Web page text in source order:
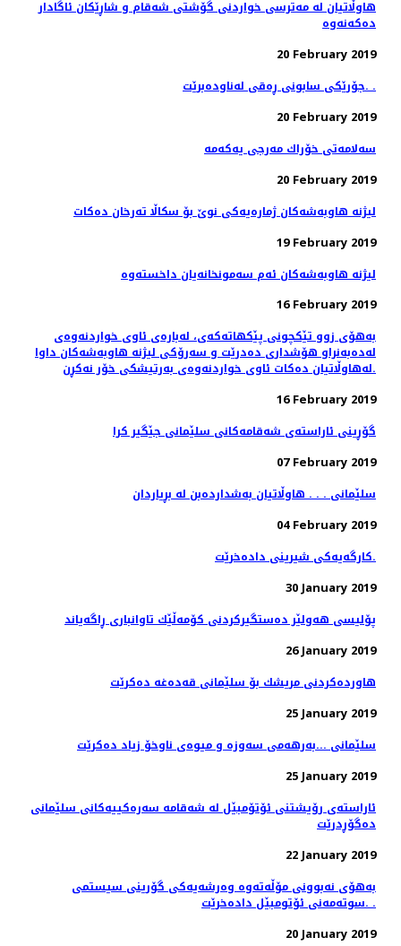
هاوڵاتیان له‌ مەترسی خواردنی گۆشتی شەقام و شاڕێكان ئاگادار
20 February 2019
جۆرێكی سابونی ڕه‌قی له‌ناوده‌برێت. .
20 February 2019
20 February 2019
لیژنه‌ هاوبه‌شه‌كان ژماره‌یه‌كی نوێ بۆ سكاڵا ته‌رخان ده‌كات
19 February 2019
16 February 2019
به‌هۆی زوو تێكچونی پێكهاته‌كه‌ی، لەبارەی ئاوی خواردنەوەی
له‌ده‌به‌نراو هۆشداری دەدرێت و سه‌رۆكی لیژنه هاوبه‌شه‌كان داوا
له‌هاوڵاتیان ده‌كات ئاوی خواردنه‌وه‌ی به‌رتیشكی خۆر نه‌كڕن.
16 February 2019
گۆڕینی ئاراسته‌ی شه‌قامه‌كانی سلێمانی جێگیر كرا
07 February 2019
سلێمانی . . . هاوڵاتیان به‌شدارده‌بن له‌ بڕیاردان
04 February 2019
کارگەیەکی شیرینی دادەخرێت.
30 January 2019
پۆلیسی هەولێر دەستگیركردنی كۆمەڵێك تاوانباری ڕاگەیاند
26 January 2019
هاوردەكردنی مریشك بۆ سلێمانی قەدەغە دەكرێت
25 January 2019
سلێمانی ...بەرهەمی سەوزە و میوەی ناوخۆ زیاد دەكرێت
25 January 2019
ئاراسته‌ی رۆیشتنی ئۆتۆمبێل له‌ شه‌قامه‌ سه‌ره‌كییه‌كانی سلێمانی
ده‌گۆڕدرێت
22 January 2019
به‌هۆی نه‌بوونی مۆڵه‌ته‌وه‌ وه‌رشه‌یه‌كی گۆرینی سیستمی
سوته‌مه‌نی ئۆتومبێل داده‌خرێت. .
20 January 2019